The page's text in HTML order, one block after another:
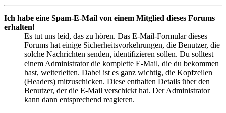
Ich habe eine Spam-E-Mail von einem Mitglied dieses Forums
erhalten!
Es tut uns leid, das zu hören. Das E-Mail-Formular dieses
Forums hat einige Sicherheitsvorkehrungen, die Benutzer, die
solche Nachrichten senden, identifizieren sollen. Du solltest
einem Administrator die komplette E-Mail, die du bekommen
hast, weiterleiten. Dabei ist es ganz wichtig, die Kopfzeilen
(Headers) mitzuschicken. Diese enthalten Details über den
Benutzer, der die E-Mail verschickt hat. Der Administrator
kann dann entsprechend reagieren.